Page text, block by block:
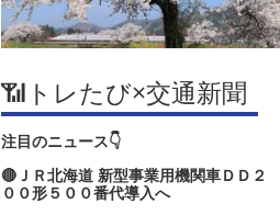
📶トレたび×交通新聞
注目のニュース👇
🔴ＪＲ北海道 新型事業用機関車ＤＤ２
００形５００番代導入へ